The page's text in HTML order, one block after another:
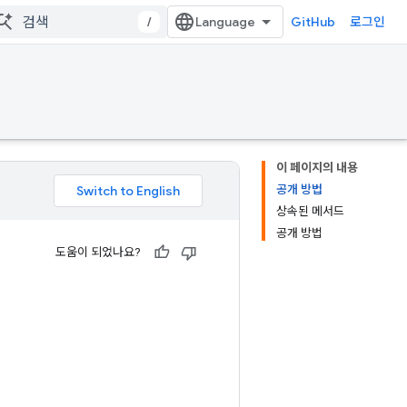
/ GitHub 로그인
이 페이지의 내용
공개 방법
상속된 메서드
공개 방법
도움이 되었나요?